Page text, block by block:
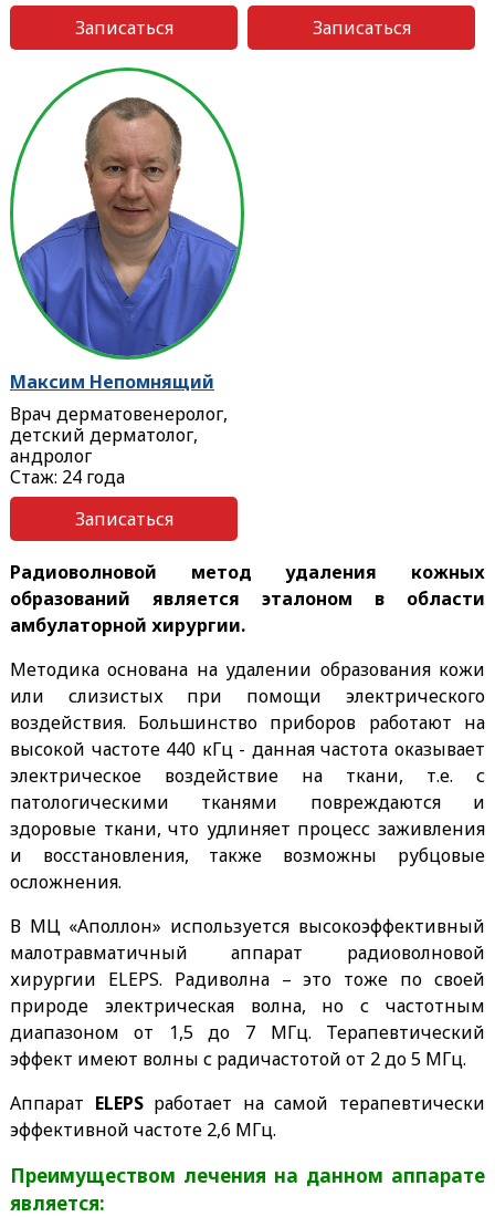
Записаться
Записаться
Максим Непомнящий
Врач дерматовенеролог,
детский дерматолог,
андролог
Стаж: 24 года
Записаться
Радиоволновой метод удаления кожных
образований является эталоном в области
амбулаторной хирургии.
Методика основана на удалении образования кожи
или слизистых при помощи электрического
воздействия. Большинство приборов работают на
высокой частоте 440 кГц - данная частота оказывает
электрическое воздействие на ткани, т.е. с
патологическими тканями повреждаются и
здоровые ткани, что удлиняет процесс заживления
и восстановления, также возможны рубцовые
осложнения.
В МЦ «Аполлон» используется высокоэффективный
малотравматичный аппарат радиоволновой
хирургии ELEPS. Радиволна – это тоже по своей
природе электрическая волна, но с частотным
диапазоном от 1,5 до 7 МГц. Терапевтический
эффект имеют волны с радичастотой от 2 до 5 МГц.
Аппарат ELEPSработает на самой терапевтически
эффективной частоте 2,6 МГц.
Преимуществом лечения на данном аппарате
является: